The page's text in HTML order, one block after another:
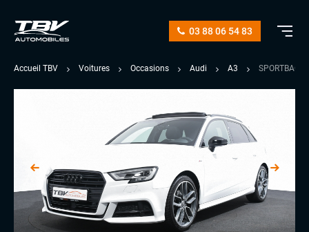
03 88 06 54 83
Accueil TBV Voitures Occasions Audi A3 SPORTBACK